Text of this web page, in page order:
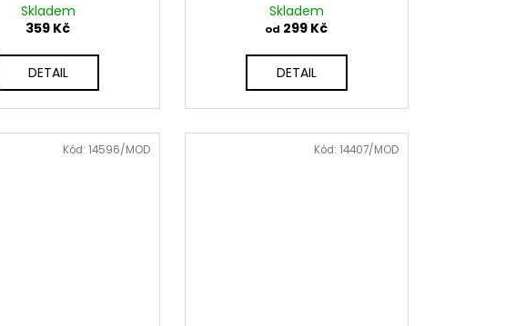
Skladem
359 Kč
DETAIL
Skladem
od 299 Kč
DETAIL
Kód: 14596/MOD Kód: 14407/MOD